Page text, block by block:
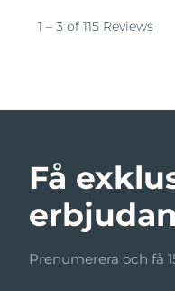
Få
Prenumerera och få